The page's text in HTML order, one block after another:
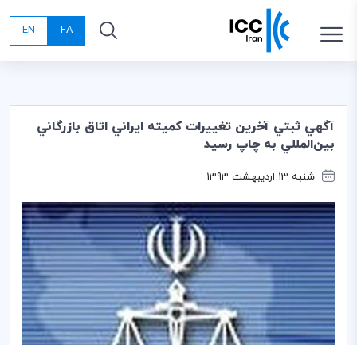
FA
EN
آگهي ثبتي آخرين تغييرات كميته ايراني اتاق بازرگاني
بين‌المللي به چاپ رسيد
شنبه 13 اردیبهشت 1393